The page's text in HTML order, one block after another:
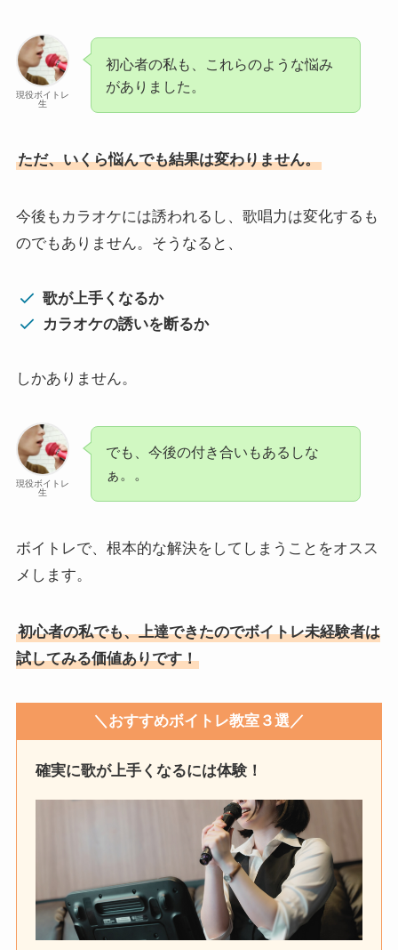
現役ボイトレ
生
初心者の私も、これらのような悩み
がありました。
ただ、いくら悩んでも結果は変わりません。
今後もカラオケには誘われるし、歌唱力は変化するも
のでもありません。そうなると、
歌が上手くなるか
カラオケの誘いを断るか
しかありません。
現役ボイトレ
生
でも、今後の付き合いもあるしな
ぁ。。
ボイトレで、根本的な解決をしてしまうことをオスス
メします。
初心者の私でも、上達できたのでボイトレ未経験者は
試してみる価値ありです！
＼おすすめボイトレ教室３選／
確実に歌が上手くなるには体験！